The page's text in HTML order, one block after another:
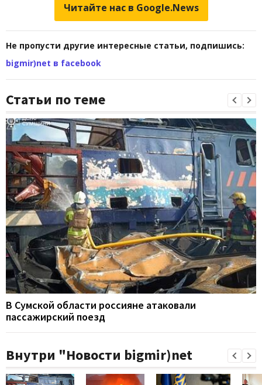
Читайте нас в Google.News
Не пропусти другие интересные статьи, подпишись:
bigmir)net в facebook
Статьи по теме
В Сумской области россияне атаковали
пассажирский поезд
Внутри "Новости bigmir)net